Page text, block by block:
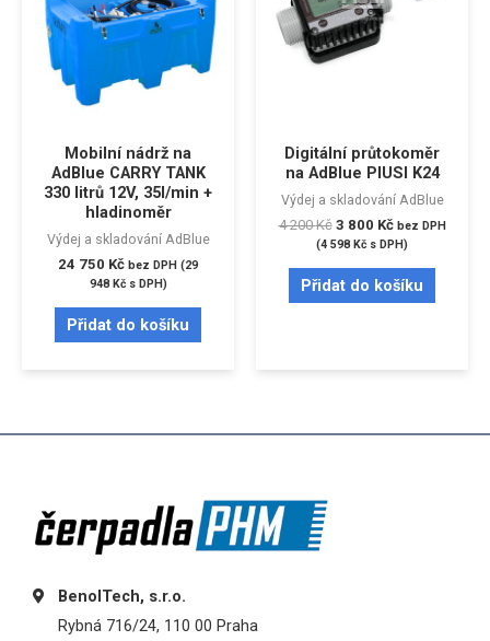
Mobilní nádrž na
AdBlue CARRY TANK
330 litrů 12V, 35l/min +
hladinoměr
Výdej a skladování AdBlue
24 750 Kč bez DPH (29
948 Kčs DPH)
Přidat do košíku
Digitální průtokoměr
na AdBlue PIUSI K24
Výdej a skladování AdBlue
4 200Kč 3 800 Kč bez DPH
(4 598 Kč s DPH)
Přidat do košíku
BenolTech, s.r.o.
Rybná 716/24, 110 00 Praha